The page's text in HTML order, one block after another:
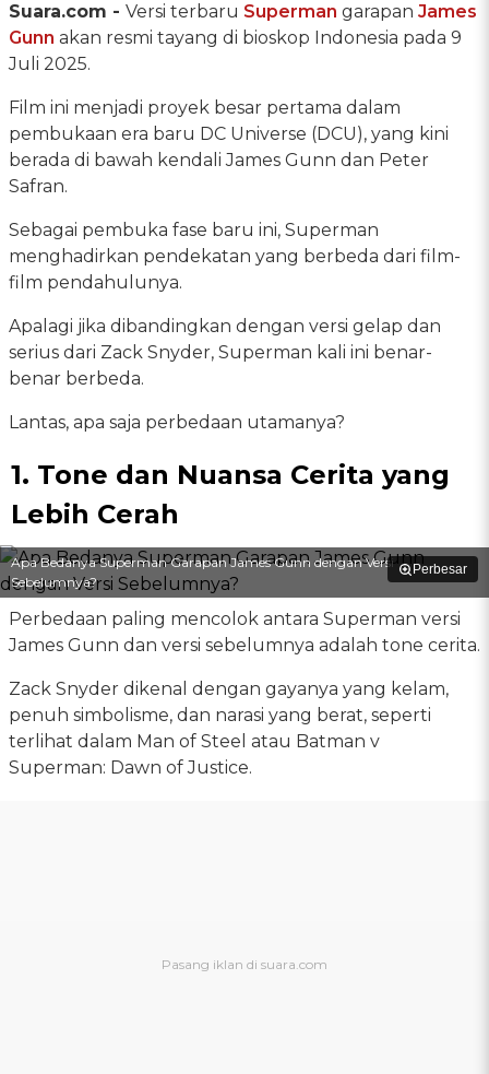
Suara.com - Versi terbaru Superman garapan James
Gunn akan resmi tayang di bioskop Indonesia pada 9
Juli 2025.
Film ini menjadi proyek besar pertama dalam
pembukaan era baru DC Universe (DCU), yang kini
berada di bawah kendali James Gunn dan Peter
Safran.
Sebagai pembuka fase baru ini, Superman
menghadirkan pendekatan yang berbeda dari film-
film pendahulunya.
Apalagi jika dibandingkan dengan versi gelap dan
serius dari Zack Snyder, Superman kali ini benar-
benar berbeda.
Lantas, apa saja perbedaan utamanya?
1. Tone dan Nuansa Cerita yang
Lebih Cerah
Perbesar
Apa Bedanya Superman Garapan James Gunn dengan Versi
Sebelumnya?
Perbedaan paling mencolok antara Superman versi
James Gunn dan versi sebelumnya adalah tone cerita.
Zack Snyder dikenal dengan gayanya yang kelam,
penuh simbolisme, dan narasi yang berat, seperti
terlihat dalam Man of Steel atau Batman v
Superman: Dawn of Justice.